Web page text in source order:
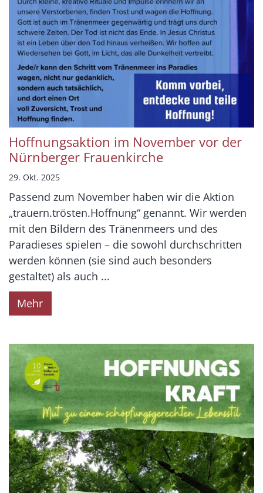
Hoffnungsaktion im November vor der
Nürnberger Frauenkirche
29. Okt. 2025
Passend zum November haben wir die Aktion
„trauern.trösten.Hoffnung“ genannt. Wir werden
mit den Bildern des Tränenmeers und des
Paradieses spielen – die sowohl durchschritten
werden können (sie sind auch besonders
gestaltet) als auch ...
Mehr